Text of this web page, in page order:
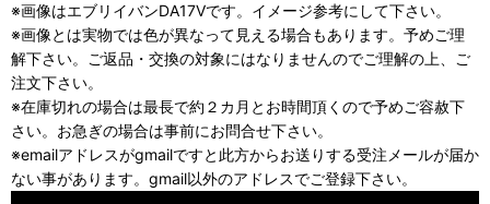
※画像はエブリイバンDA17Vです。イメージ参考にして下さい。
※画像とは実物では色が異なって見える場合もあります。予めご理
解下さい。ご返品・交換の対象にはなりませんのでご理解の上、ご
注文下さい。
※在庫切れの場合は最長で約２カ月とお時間頂くので予めご容赦下
さい。お急ぎの場合は事前にお問合せ下さい。
※emailアドレスがgmailですと此方からお送りする受注メールが届か
ない事があります。gmail以外のアドレスでご登録下さい。